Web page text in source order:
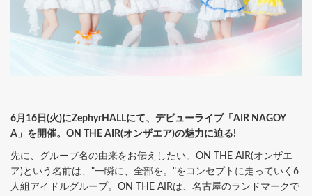
6月16日(火)にZephyrHALLにて、デビューライブ「AIR NAGOY
A」を開催。ON THE AIR(オンザエア)の魅力に迫る!
先に、グループ名の由来をお伝えしたい。ON THE AIR(オンザエ
ア)という名前は、"一瞬に、全部を。"をコンセプトに走っていく6
人組アイドルグループ。ON THE AIRは、名古屋のランドマークで